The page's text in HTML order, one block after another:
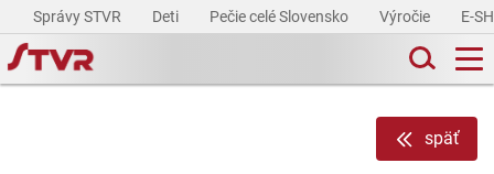
Správy STVR Deti Pečie celé Slovensko Výročie E-
späť